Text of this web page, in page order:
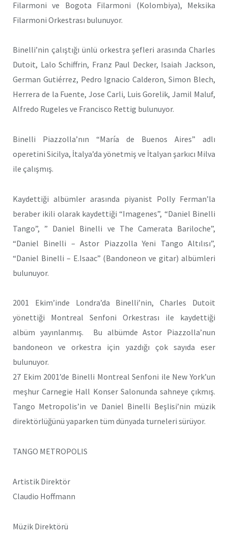
Filarmoni ve Bogota Filarmoni (Kolombiya), Meksika
Filarmoni Orkestrası bulunuyor.
Binelli’nin çalıştığı ünlü orkestra şefleri arasında Charles
Dutoit, Lalo Schiffrin, Franz Paul Decker, Isaiah Jackson,
German Gutiérrez, Pedro Ignacio Calderon, Simon Blech,
Herrera de la Fuente, Jose Carli, Luis Gorelik, Jamil Maluf,
Alfredo Rugeles ve Francisco Rettig bulunuyor.
Binelli Piazzolla’nın “María de Buenos Aires” adlı
operetini Sicilya, İtalya’da yönetmiş ve İtalyan şarkıcı Milva
ile çalışmış.
Kaydettiği albümler arasında piyanist Polly Ferman’la
beraber ikili olarak kaydettiği “Imagenes”, “Daniel Binelli
Tango”, ” Daniel Binelli ve The Camerata Bariloche”,
“Daniel Binelli – Astor Piazzolla Yeni Tango Altılısı”,
“Daniel Binelli – E.Isaac” (Bandoneon ve gitar) albümleri
bulunuyor.
2001 Ekim’inde Londra’da Binelli’nin, Charles Dutoit
yönettiği Montreal Senfoni Orkestrası ile kaydettiği
albüm yayınlanmış. Bu albümde Astor Piazzolla’nun
bandoneon ve orkestra için yazdığı çok sayıda eser
bulunuyor.
27 Ekim 2001’de Binelli Montreal Senfoni ile New York’un
meşhur Carnegie Hall Konser Salonunda sahneye çıkmış.
Tango Metropolis’in ve Daniel Binelli Beşlisi’nin müzik
direktörlüğünü yaparken tüm dünyada turneleri sürüyor.
TANGO METROPOLIS
Artistik Direktör
Claudio Hoffmann
Müzik Direktörü